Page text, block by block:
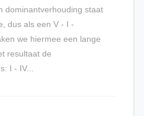
dominantverhouding staat
dus als een V - I -
we hiermee een lange
resultaat de
I - IV...